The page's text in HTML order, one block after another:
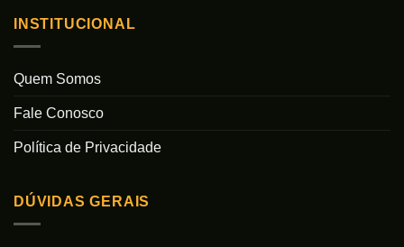
INSTITUCIONAL
Quem Somos
Fale Conosco
Política de Privacidade
DÚVIDAS GERAIS